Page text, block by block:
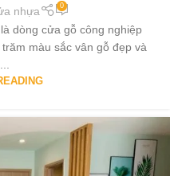
nhựa 0
dòng cửa gỗ công nghiệp
màu sắc vân gỗ đẹp và